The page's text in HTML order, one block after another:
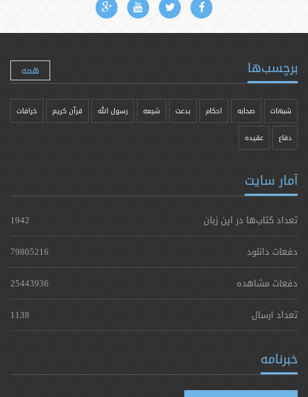
برچسب‌ها همه
شبهات صحابه احکام بدعت شیعه رسول الله قرآن کریم خرافات
دفاع عقیده
آمار سایت
تعداد کتاب‌ها در این زبان
1942
دفعات دانلود
79805216
دفعات مشاهده
25443936
تعداد ارسال
1138
خبرنامه